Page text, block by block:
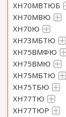
ХН70МВТЮБ
ХН70МВЮ
ХН70Ю
ХН73МБТЮ
ХН75ВМФЮ
ХН75ВМЮ
ХН75МБТЮ
ХН75ТБЮ
ХН77ТЮ
ХН77ТЮР